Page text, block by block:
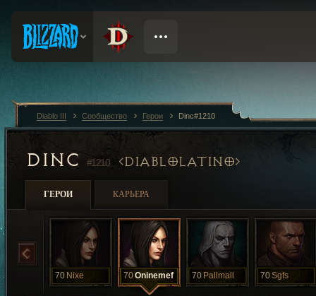
DINC #1210 DIABLOLATINO
ГЕРОИ КАРЬЕРА
70 Nixe 70Oninemef 70 Pallmall 70Sgfs
Diablo III Сообщество Герои Dinc#1210